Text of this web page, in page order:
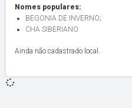
Nomes populares:
BEGONIA DE INVERNO;
CHA SIBERIANO
Ainda não cadastrado local.